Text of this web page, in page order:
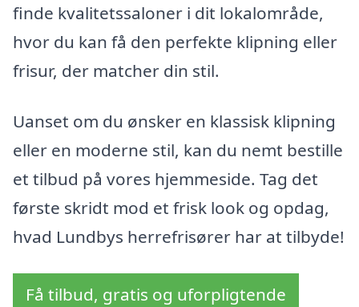
finde kvalitetssaloner i dit lokalområde,
hvor du kan få den perfekte klipning eller
frisur, der matcher din stil.
Uanset om du ønsker en klassisk klipning
eller en moderne stil, kan du nemt bestille
et tilbud på vores hjemmeside. Tag det
første skridt mod et frisk look og opdag,
hvad Lundbys herrefrisører har at tilbyde!
Få tilbud, gratis og uforpligtende